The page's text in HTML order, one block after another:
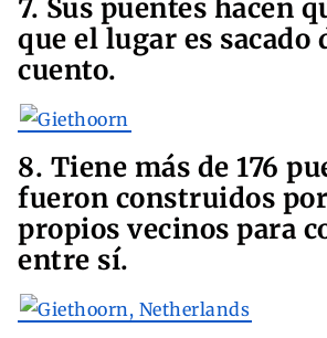
7. Sus puentes hacen
que el lugar es sacado
cuento.
8. Tiene más de 176
fueron construidos
propios vecinos para
entre sí.